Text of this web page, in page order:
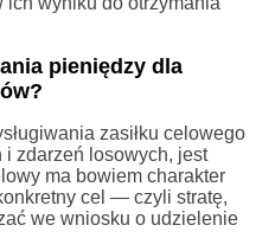
pieniędzy dla
zasiłku celowego
i zdarzeń losowych, jest
ma bowiem charakter
cel — czyli stratę,
we wniosku o udzielenie